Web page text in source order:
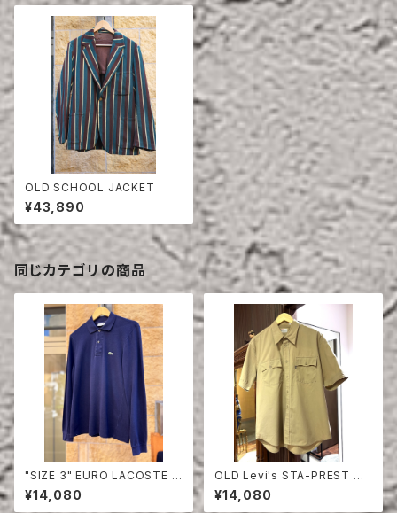
OLD SCHOOL JACKET
¥43,890
同じカテゴリの商品
"SIZE 3" EURO LACOSTE P
OLO SHIRT LONG SLEEVE
¥14,080
OLD Levi's STA-PREST HA
LF SLEEVE SHIRT
¥14,080